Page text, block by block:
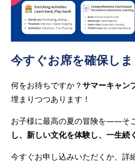
今すぐお席を確保しま
何をお待ちですか？サマーキャン
埋まりつつあります！
お子様に最高の夏の冒険を——そ
し、新しい文化を体験し、一生続
今すぐお申し込みいただくか、詳